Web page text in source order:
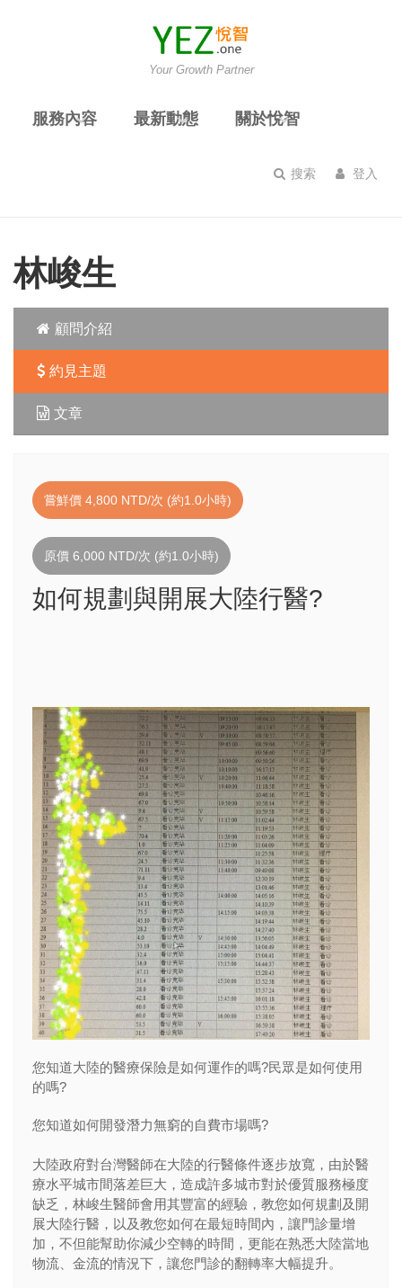
Your Growth Partner
服務內容 最新動態 關於悅智
搜索 登入
林峻生
顧問介紹
約見主題
文章
嘗鮮價 4,800 NTD/次 (約1.0小時)
原價 6,000 NTD/次 (約1.0小時)
如何規劃與開展大陸行醫?
您知道大陸的醫療保險是如何運作的嗎?民眾是如何使用
的嗎?
您知道如何開發潛力無窮的自費市場嗎?
大陸政府對台灣醫師在大陸的行醫條件逐步放寬，由於醫
療水平城市間落差巨大，造成許多城市對於優質服務極度
缺乏，林峻生醫師會用其豐富的經驗，教您如何規劃及開
展大陸行醫，以及教您如何在最短時間內，讓門診量增
加，不但能幫助你減少空轉的時間，更能在熟悉大陸當地
物流、金流的情況下，讓您門診的翻轉率大幅提升。